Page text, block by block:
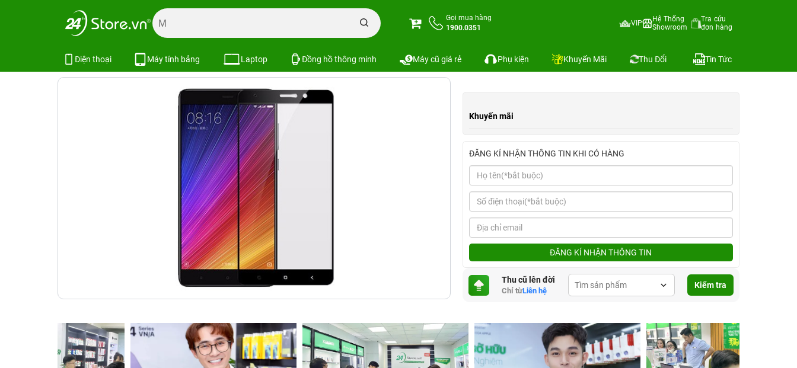
Gọi mua hàng
1900.0351
VIP
Hệ Thống
Showroom
Tra cứu
đơn hàng
Điện thoại Máy tính bảng Laptop Đồng hồ thông minh Máy cũ giá rẻ Phụ kiện Khuyến Mãi Thu Đổi Tin Tức
Trang chủ Dán cường lực Miếng dán cường lực Xiaomi Mi 5S Plus
Khuyến mãi
ĐĂNG KÍ NHẬN THÔNG TIN KHI CÓ HÀNG
ĐĂNG KÍ NHẬN THÔNG TIN
Thu cũ lên đời
Chỉ từLiên hệ
Kiểm tra